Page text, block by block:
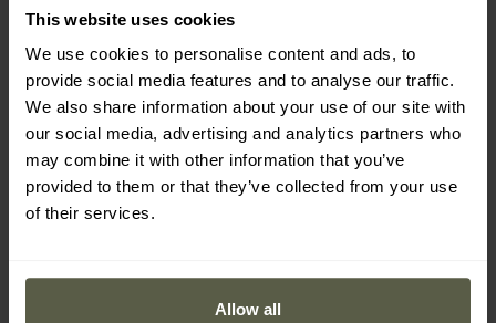
This website uses cookies
We use cookies to personalise content and ads, to
provide social media features and to analyse our traffic.
We also share information about your use of our site with
our social media, advertising and analytics partners who
may combine it with other information that you’ve
provided to them or that they’ve collected from your use
of their services.
Allow all
Hi-Tec - Henis Fleecejacke